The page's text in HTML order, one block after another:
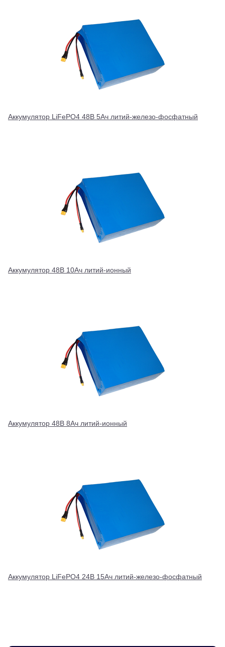
Аккумулятор LiFePO4 48В 5Ач литий-железо-фосфатный
Аккумулятор 48В 10Ач литий-ионный
Аккумулятор 48В 8Ач литий-ионный
Аккумулятор LiFePO4 24В 15Ач литий-железо-фосфатный